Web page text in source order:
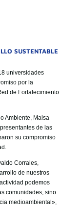
SUSTENTABLE
universidades
por la
de Fortalecimiento
Ambiente, Maisa
de las
su compromiso
Corrales,
de nuestros
podemos
comunidades, sino
medioambiental»,